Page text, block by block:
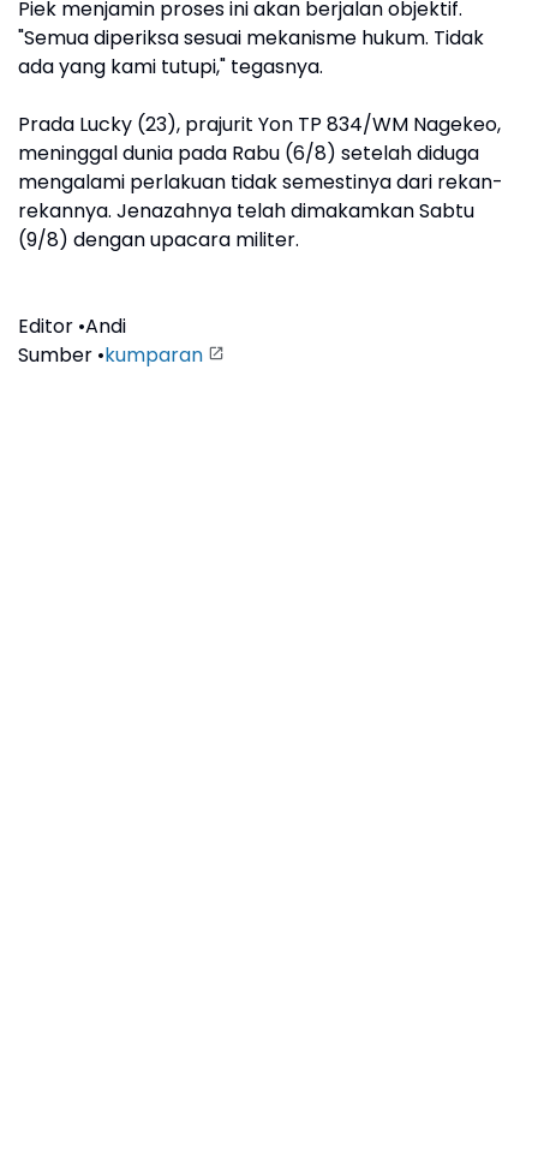
Piek menjamin proses ini akan berjalan objektif.
"Semua diperiksa sesuai mekanisme hukum. Tidak
ada yang kami tutupi," tegasnya.
Prada Lucky (23), prajurit Yon TP 834/WM Nagekeo,
meninggal dunia pada Rabu (6/8) setelah diduga
mengalami perlakuan tidak semestinya dari rekan-
rekannya. Jenazahnya telah dimakamkan Sabtu
(9/8) dengan upacara militer.
Editor •Andi
Sumber •kumparan